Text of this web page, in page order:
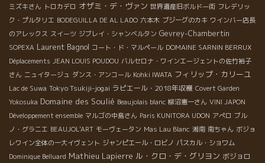
ミズキさん トロカデロ オザミ・デ・ヴァン 世界遺産旧ボルドー街 フレデリッ
ク・プルタリエ BODEGUILLA DE AL LADO 六本木 ブジーグのカキ ワインバー店長
のアレックス スイーツ ジブレイ・シャンベルタン Gevrey-Chambertin
SOPEXA Laurent Bagnol コート・ド・マルペール DOMAINE SARNIN BERRUX
Déplacements JEAN LOUIS POUDOU バルセロナ・ワインエージェントの佐竹裕子
さん ニュイタージュ ダンス・アンコール Kohki IWATA フィリップ・カリーユ
Lac de Suwa Tokyo Tsukiji-jogai ラピエール・2018年収穫 Covert Garden
Yokosuka Domaine des Soulié Beaujolais blanc 柳沼憲一さん VINI JAPON
Développement ensemble マルゴの中島さん Paris KUNITORA UDON アぺロ ブル
ノ・グラニエ BEAUJOL'ART モーヴェータン Mas Lau Blanc 湘南 南ちゃん ボジョ
レワイン全体の一大イヴェント ジャンピエール・ロビノ パスカル・ショワム
Dominique Belluard Mathieu Lapierre ル・クロ・デ・グリヨン ボジョロ